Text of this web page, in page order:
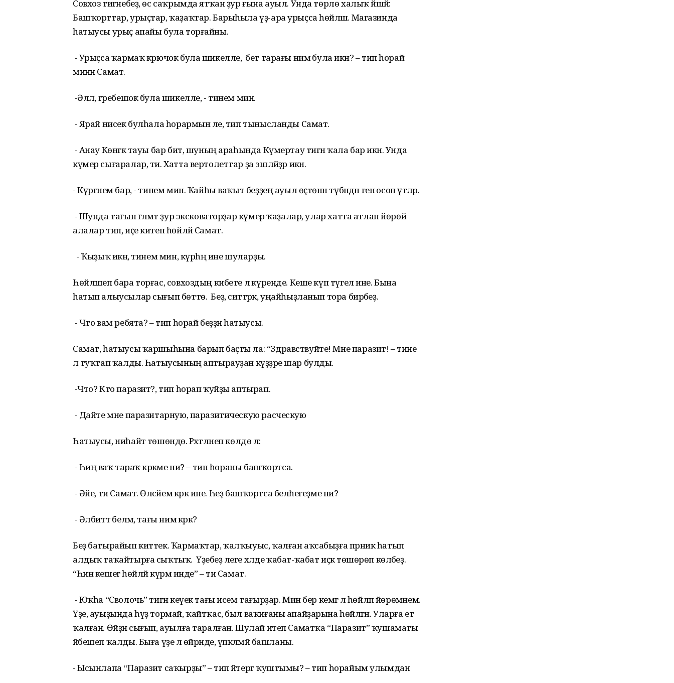
Совхоз тигәнебеҙ, өс саҡрымда ятҡан ҙур ғына ауыл. Унда төрлө халыҡ йәшәй:
Башҡорттар, урыҫтар, ҡаҙаҡтар. Барыһыла үҙ-ара урыҫса һөйләшә. Магазинда
һатыусы урыҫ апайы була торғайны.
- Урыҫса ҡармаҡ крючок була шикелле, ә бет тарағы нимә була икән? – тип һорай
минән Самат.
-Әллә, гребешок була шикелле, - тинем мин.
- Ярай нисек булһала һорармын әле, тип тынысланды Самат.
- Анау Көнгәк тауы бар бит, шуның араһында Күмертау тигән ҡала бар икән. Унда
күмер сығаралар, ти. Хатта вертолеттар ҙа эшләйҙәр икән.
- Күргәнем бар, - тинем мин. Ҡайһы ваҡыт беҙҙең ауыл өҫтөнән түбәндән генә осоп үтәләр.
- Шунда тағын ғәләмәт ҙур эксковаторҙар күмер ҡаҙалар, улар хатта атлап йөрөй
алалар тип, иҫе китеп һөйләй Самат.
- Ҡыҙыҡ икән, тинем мин, күрһәң ине шуларҙы.
Һөйләшеп бара торғас, совхоздың кибете лә күренде. Кеше күп түгел ине. Бына
һатып алыусылар сығып бөттө. Беҙ, ситтәрәк, уңайһыҙланып тора бирәбеҙ.
- Что вам ребята? – тип һорай беҙҙән һатыусы.
Самат, һатыусы ҡаршыһына барып баҫты ла: “Здравствуйте! Мне паразит! – тине
лә туҡтап ҡалды. Һатыусының аптырауҙан күҙҙәре шар булды.
-Что? Кто паразит?, тип һорап ҡуйҙы аптырап.
- Дайте мне паразитарную, паразитическую расческую
Һатыусы, ниһайәт төшөндө. Рәхәтләнеп көлдө лә:
- Һиңә ваҡ тараҡ кәрәкме ни? – тип һораны башҡортса.
- Әйе, ти Самат. Өләсәйемә кәрәк ине. Һеҙ башҡортса беләһегеҙме ни?
- Әлбиттә беләм, тағы нимә кәрәк?
Беҙ батырайып киттек. Ҡармаҡтар, ҡалҡыуыс, ҡалған аҡсабыҙға прәник һатып
алдыҡ таҡайтырға сыҡтыҡ. Үҙебеҙ әлеге хәлде ҡабат-ҡабат иҫкә төшөрөп көләбеҙ.
“Һин кешегә һөйләй күрмә инде” – ти Самат.
- Юҡһа “Сволочь” тигән кеүек тағы исем тағырҙар. Мин бер кемгә лә һөйләп йөрөмәнем.
Үҙе, ауыҙында һүҙ тормай, ҡайтҡас, был ваҡиғаны апайҙарына һөйләгән. Уларға етә
ҡалған. Өйҙән сығып, ауылға таралған. Шулай итеп Саматҡа “Паразит” ҡушаматы
йәбешеп ҡалды. Быға үҙе лә өйрәнде, үпкәләмәй башланы.
- Ысынлапа “Паразит саҡырҙы” – тип әйтергә ҡуштымы? – тип һорайым улымдан